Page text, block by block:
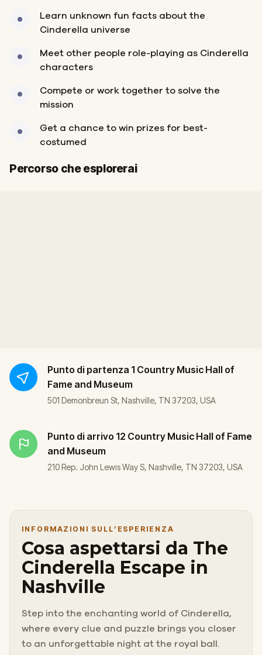
Learn unknown fun facts about the
Cinderella universe
Meet other people role-playing as Cinderella
characters
Compete or work together to solve the
mission
Get a chance to win prizes for best-
costumed
Percorso che esplorerai
Inizio
Fine
Punto di partenza 1 Country Music Hall of
Fame and Museum
501 Demonbreun St, Nashville, TN 37203, USA
Punto di arrivo 12 Country Music Hall of Fame
and Museum
210 Rep. John Lewis Way S, Nashville, TN 37203, USA
INFORMAZIONI SULL’ESPERIENZA
Cosa aspettarsi da The
Cinderella Escape in
Nashville
Step into the enchanting world of Cinderella,
where every clue and puzzle brings you closer
to an unforgettable night at the royal ball.